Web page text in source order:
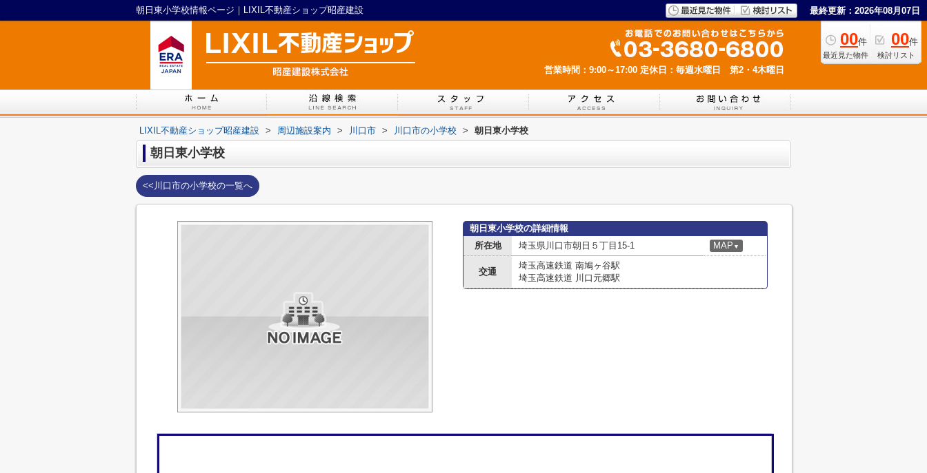
朝日東小学校情報ページ｜LIXIL不動産ショップ昭産建設 最終更新：2026年08月07日
00件
最近見た物件
00件
検討リスト
営業時間：9:00～17:00 定休日：毎週水曜日 第2・4木曜日
LIXIL不動産ショップ昭産建設 > 周辺施設案内 > 川口市 > 川口市の小学校 > 朝日東小学校
朝日東小学校
<<川口市の小学校の一覧へ
朝日東小学校の詳細情報
所在地
埼玉県川口市朝日５丁目15-1 MAP ▼
交通
埼玉高速鉄道 南鳩ヶ谷駅
埼玉高速鉄道 川口元郷駅